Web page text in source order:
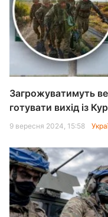
Загрожуватимуть
готувати вихід із
9 вересня 2024, 15:58